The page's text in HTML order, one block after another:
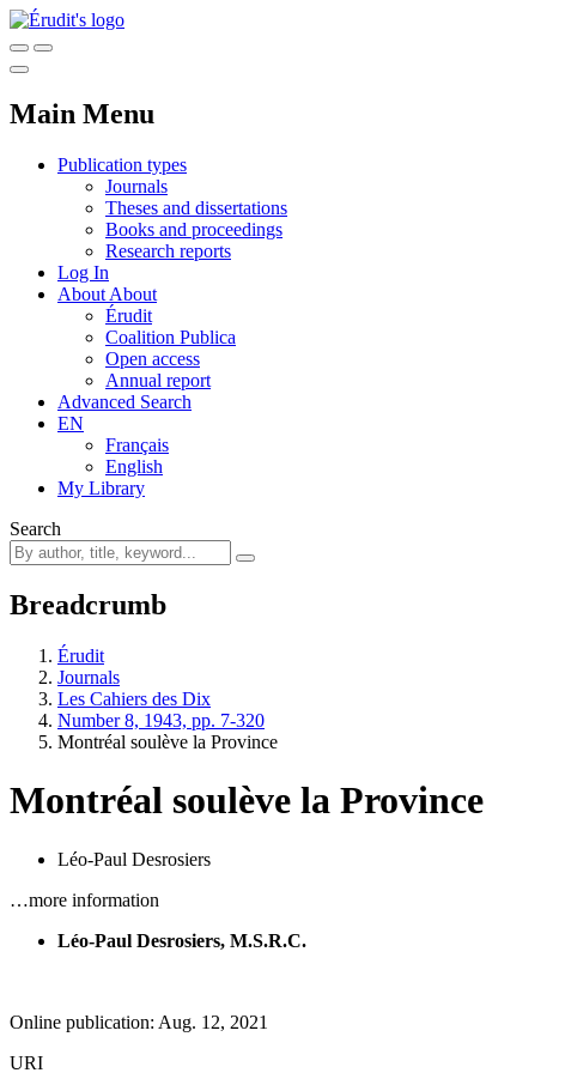
Main Menu
Publication types
Journals
Theses and dissertations
Books and proceedings
Research reports
Log In
About About
Érudit
Coalition Publica
Open access
Annual report
Advanced Search
EN
Français
English
My Library
Search
Breadcrumb
Érudit
Journals
Les Cahiers des Dix
Number 8, 1943, pp. 7-320
Montréal soulève la Province
Montréal soulève la Province
Léo-Paul Desrosiers
…more information
Léo-Paul Desrosiers, M.S.R.C.
Online publication: Aug. 12, 2021
URI